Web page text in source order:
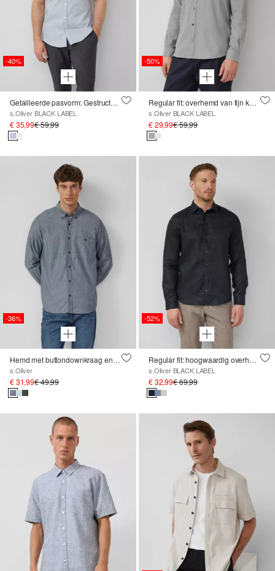
-40%
Getailleerde pasvorm: Gestructureerd overhemd met korte mouwen van stretchkatoen
s.Oliver BLACK LABEL
€ 35,99€ 59,99
-50%
Regular fit: overhemd van fijn katoenflanel
s.Oliver BLACK LABEL
€ 29,99€ 59,99
-36%
Hemd met buttondownkraag en zachte stof
s.Oliver
€ 31,99€ 49,99
-52%
Regular fit: hoogwaardig overhemd van puur linnen
s.Oliver BLACK LABEL
€ 32,99€ 69,99